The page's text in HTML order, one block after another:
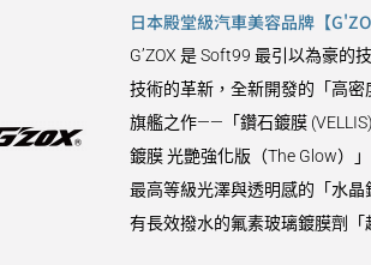
日本殿堂級汽車美容品牌【
G’ZOX 是 Soft99 最引以為豪
技術的革新，全新開發的「高
旗艦之作——「鑽石鍍膜
鍍膜 光艷強化版（The Glow）
最高等級光澤與透明感的「水晶
有長效撥水的氟素玻璃鍍膜劑「